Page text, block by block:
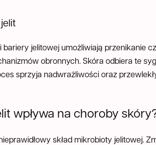
jelitowej umożliwiają przenikanie
obronnych. Skóra odbiera te
sprzyja nadwrażliwości oraz
wpływa na choroby
skład mikrobioty jelitowej.